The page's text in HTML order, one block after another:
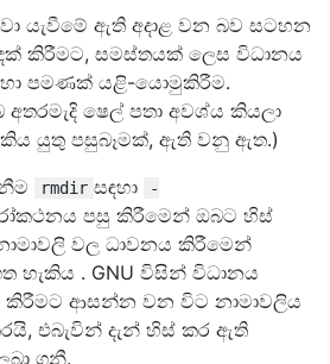
යැවීමේ ඇති අදාළ වන බව සටහන
කිරීමට, සමස්තයක් ලෙස විධානය
පමණක් යළි-යොමුකිරීම.
අතරමැදි ෂෙල් පතා අවශ්ය කියලා
යුතු පසුබෑමක්, ඇති වනු ඇත.)
rmdir සඳහා
-
පසු කිරීමෙන් ඔබට හිස්
වල ධාවනය කිරීමෙන්
හැකිය . GNU විසින් විධානය
කිරීමට ආසන්න වන විට නාමාවලිය
එබැවින් දැන් හිස් කර ඇති
ගනී.